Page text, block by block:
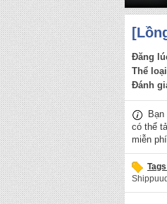
Đăng
Thể
Đánh
có thể
miễn